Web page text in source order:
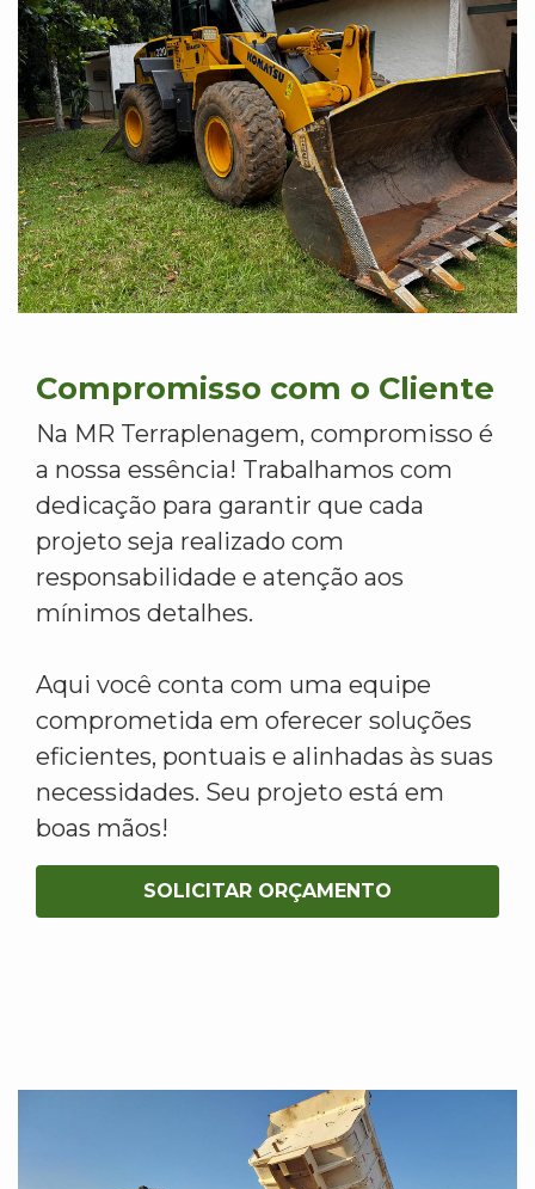
Compromisso com o Cliente
Na MR Terraplenagem, compromisso é
a nossa essência! Trabalhamos com
dedicação para garantir que cada
projeto seja realizado com
responsabilidade e atenção aos
mínimos detalhes.
Aqui você conta com uma equipe
comprometida em oferecer soluções
eficientes, pontuais e alinhadas às suas
necessidades. Seu projeto está em
boas mãos!
SOLICITAR ORÇAMENTO